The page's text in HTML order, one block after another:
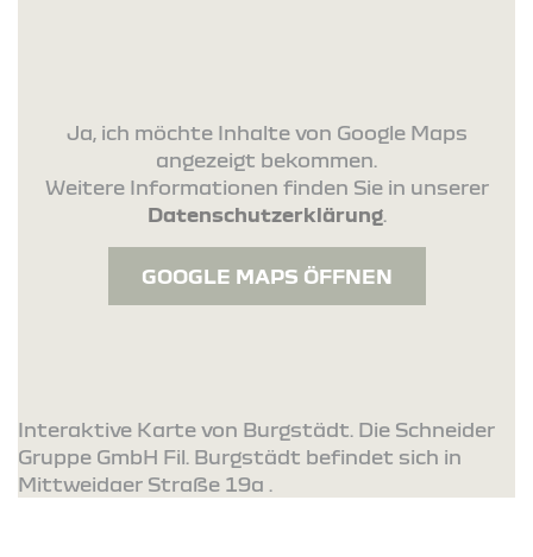
Ja, ich möchte Inhalte von Google Maps
angezeigt bekommen.
Weitere Informationen finden Sie in unserer
Datenschutzerklärung.
GOOGLE MAPS ÖFFNEN
Interaktive Karte von Burgstädt. Die Schneider
Gruppe GmbH Fil. Burgstädt befindet sich in
Mittweidaer Straße 19a .